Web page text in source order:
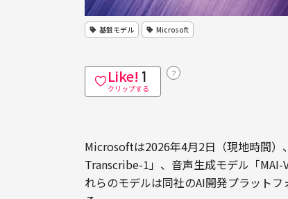
基盤モデル Microsoft
Like! 1
クリップする
？
Microsoftは2026年4月2日（現地時間）
Transcribe-1」、音声生成モデル「
れらのモデルは同社のAI開発プラット